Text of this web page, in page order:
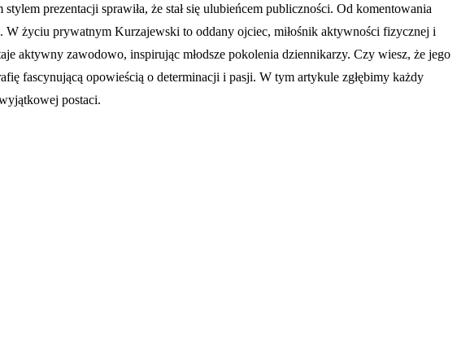
prezentacji sprawiła, że stał się ulubieńcem publiczności. Od komentowania
W życiu prywatnym Kurzajewski to oddany ojciec, miłośnik aktywności fizycznej i
aktywny zawodowo, inspirując młodsze pokolenia dziennikarzy. Czy wiesz, że jego
fascynującą opowieścią o determinacji i pasji. W tym artykule zgłębimy każdy
postaci.